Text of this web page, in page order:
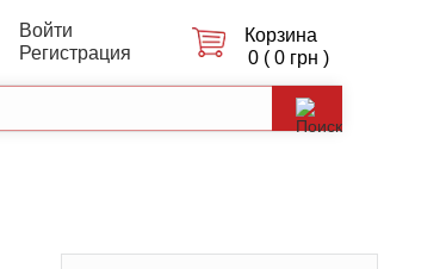
Войти
Регистрация
Корзина
0 ( 0 грн )